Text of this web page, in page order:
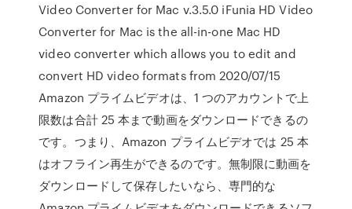
Video Converter for Mac v.3.5.0 iFunia HD Video
Converter for Mac is the all-in-one Mac HD
video converter which allows you to edit and
convert HD video formats from 2020/07/15
Amazon プライムビデオは、1 つのアカウントで上
限数は合計 25 本まで動画をダウンロードできるの
です。つまり、Amazon プライムビデオでは 25 本
はオフライン再生ができるのです。無制限に動画を
ダウンロードして保存したいなら、専門的な